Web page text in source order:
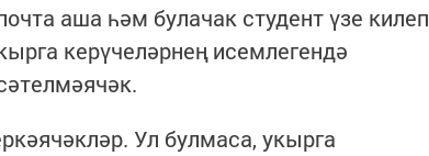
аша һәм булачак студент үзе килеп
керүчеләрнең исемлегендә
Ул булмаса, укырга